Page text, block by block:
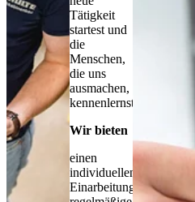
Tätigkeit
startest und
die
Menschen,
die uns
ausmachen,
kennenlernst.
Wir bieten
einen
individuellen
Einarbeitungsplan